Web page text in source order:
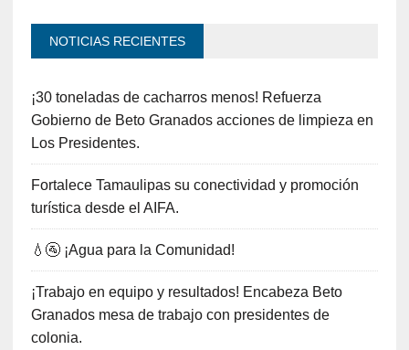
NOTICIAS RECIENTES
¡30 toneladas de cacharros menos! Refuerza
Gobierno de Beto Granados acciones de limpieza en
Los Presidentes.
Fortalece Tamaulipas su conectividad y promoción
turística desde el AIFA.
💧🚰 ¡Agua para la Comunidad!
¡Trabajo en equipo y resultados! Encabeza Beto
Granados mesa de trabajo con presidentes de
colonia.